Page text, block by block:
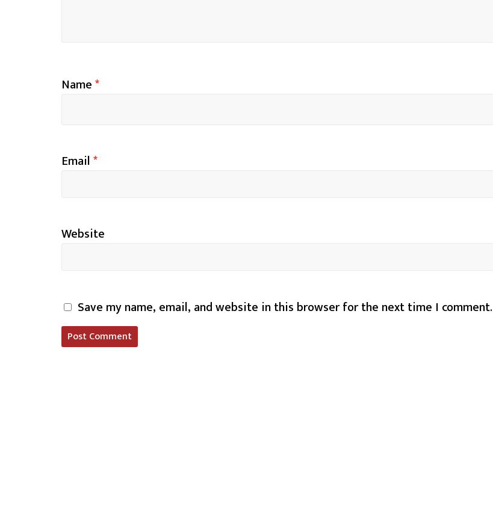
Name*
Email*
Website
Save my name, email, and website in this browser for the next time I comment.